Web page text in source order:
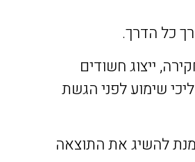
כל הדרך.
ייצוג חשודים
שימוע לפני הגשת
מנת להשיג את התוצאה